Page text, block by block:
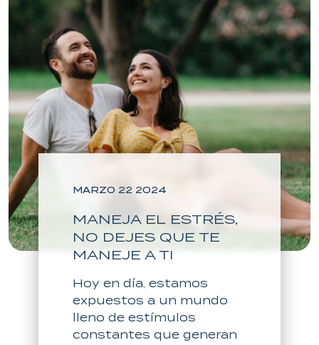
MARZO 22 2024
MANEJA EL ESTRÉS,
NO DEJES QUE TE
MANEJE A TI
Hoy en día, estamos
expuestos a un mundo
lleno de estímulos
constantes que generan